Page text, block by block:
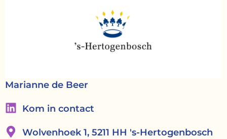
Marianne de Beer
Kom in contact
Wolvenhoek 1, 5211 HH 's-Hertogenbosch